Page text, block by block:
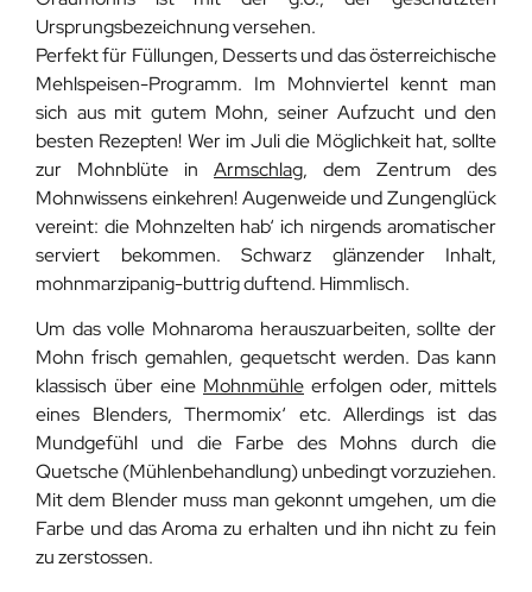
Ursprungsbezeichnung versehen.
Perfekt für Füllungen, Desserts und das österreichische
Mehlspeisen-Programm. Im Mohnviertel kennt man
sich aus mit gutem Mohn, seiner Aufzucht und den
besten Rezepten! Wer im Juli die Möglichkeit hat, sollte
zur Mohnblüte in Armschlag, dem Zentrum des
Mohnwissens einkehren! Augenweide und Zungenglück
vereint: die Mohnzelten hab‘ ich nirgends aromatischer
serviert bekommen. Schwarz glänzender Inhalt,
mohnmarzipanig-buttrig duftend. Himmlisch.
Um das volle Mohnaroma herauszuarbeiten, sollte der
Mohn frisch gemahlen, gequetscht werden. Das kann
klassisch über eine Mohnmühle erfolgen oder, mittels
eines Blenders, Thermomix‘ etc. Allerdings ist das
Mundgefühl und die Farbe des Mohns durch die
Quetsche (Mühlenbehandlung) unbedingt vorzuziehen.
Mit dem Blender muss man gekonnt umgehen, um die
Farbe und das Aroma zu erhalten und ihn nicht zu fein
zu zerstossen.